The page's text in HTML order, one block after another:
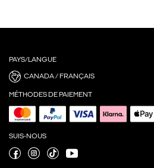
PAYS/LANGUE
CANADA / FRANÇAIS
MÉTHODES DE PAIEMENT
SUIS-NOUS